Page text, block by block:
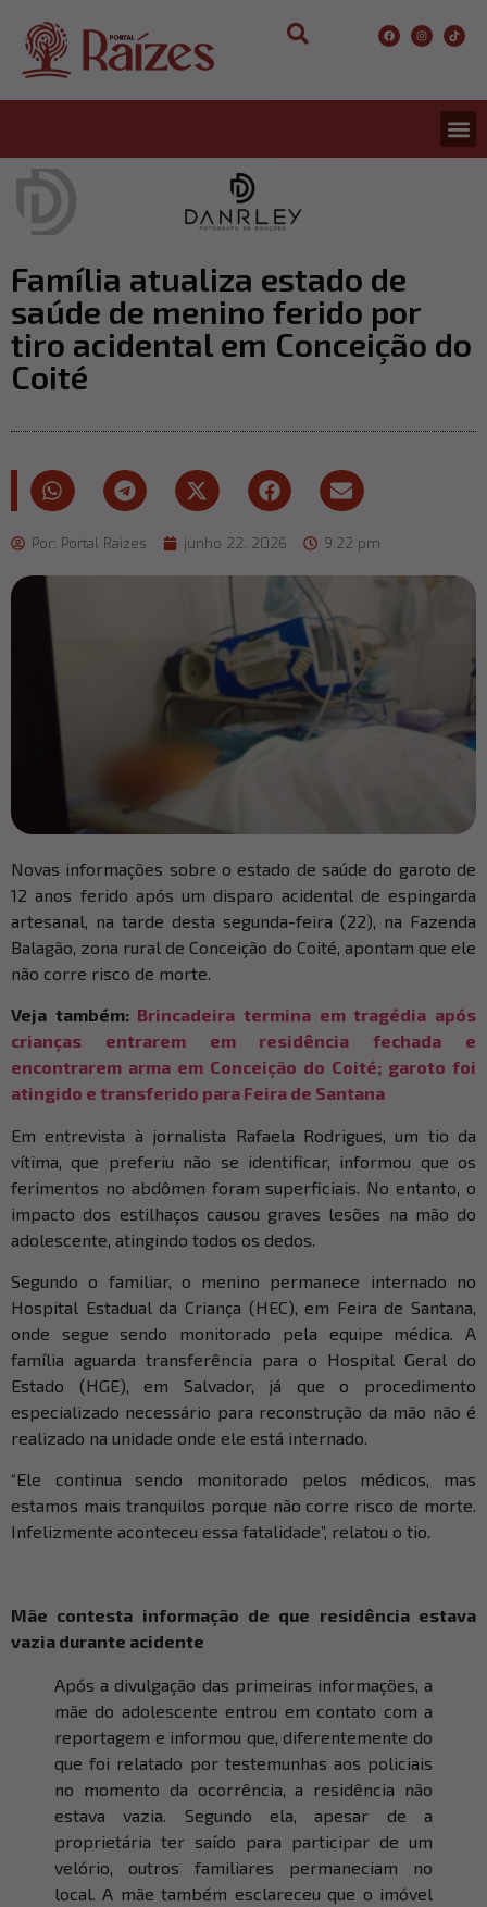
Família atualiza estado de
saúde de menino ferido por
tiro acidental em Conceição do
Coité
Por: Portal Raizes junho 22, 2026 9:22 pm
Novas informações sobre o estado de saúde do garoto de
12 anos ferido após um disparo acidental de espingarda
artesanal, na tarde desta segunda-feira (22), na Fazenda
Balagão, zona rural de Conceição do Coité, apontam que ele
não corre risco de morte.
Veja também: Brincadeira termina em tragédia após
crianças entrarem em residência fechada e
encontrarem arma em Conceição do Coité; garoto foi
atingido e transferido para Feira de Santana
Em entrevista à jornalista Rafaela Rodrigues, um tio da
vítima, que preferiu não se identificar, informou que os
ferimentos no abdômen foram superficiais. No entanto, o
impacto dos estilhaços causou graves lesões na mão do
adolescente, atingindo todos os dedos.
Segundo o familiar, o menino permanece internado no
Hospital Estadual da Criança (HEC), em Feira de Santana,
onde segue sendo monitorado pela equipe médica. A
família aguarda transferência para o Hospital Geral do
Estado (HGE), em Salvador, já que o procedimento
especializado necessário para reconstrução da mão não é
realizado na unidade onde ele está internado.
“Ele continua sendo monitorado pelos médicos, mas
estamos mais tranquilos porque não corre risco de morte.
Infelizmente aconteceu essa fatalidade”, relatou o tio.
Mãe contesta informação de que residência estava
vazia durante acidente
Após a divulgação das primeiras informações, a
mãe do adolescente entrou em contato com a
reportagem e informou que, diferentemente do
que foi relatado por testemunhas aos policiais
no momento da ocorrência, a residência não
estava vazia. Segundo ela, apesar de a
proprietária ter saído para participar de um
velório, outros familiares permaneciam no
local. A mãe também esclareceu que o imóvel